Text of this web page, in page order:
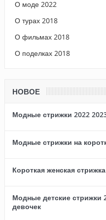
О моде 2022
О турах 2018
О фильмах 2018
О поделках 2018
НОВОЕ
Модные стрижки 2022
Модные стрижки на
Короткая женская
Модные детские стрижки
девочек